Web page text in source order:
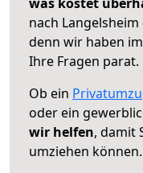
nach Langelsheim
denn wir haben
Ihre Fragen parat.
Ob ein
oder ein
wir helfen, damit
umziehen können.